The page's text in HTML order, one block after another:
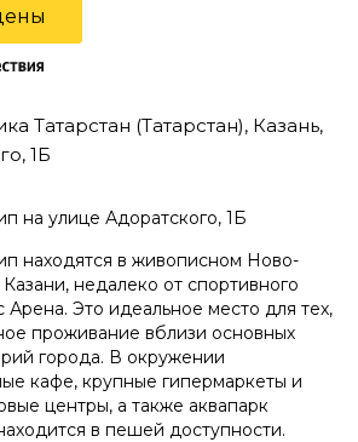
Татарстан (Татарстан), Казань,
1Б
на улице Адоратского, 1Б
находятся в живописном Ново-
недалеко от спортивного
Это идеальное место для тех,
проживание вблизи основных
города. В окружении
кафе, крупные гипермаркеты и
центры, а также аквапарк
в пешей доступности.